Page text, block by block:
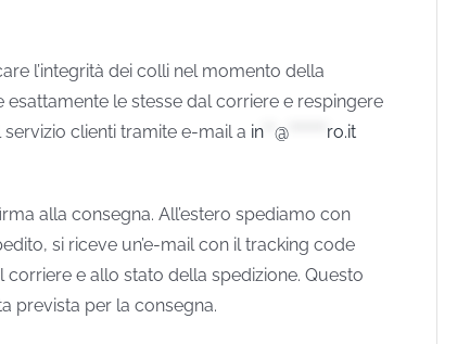
l’integrità dei colli nel momento della
le stesse dal corriere e respingere
clienti tramite e-mail a in @ ro.it
alla consegna. All’estero spediamo con
si riceve un’e-mail con il tracking code
e allo stato della spedizione. Questo
prevista per la consegna.